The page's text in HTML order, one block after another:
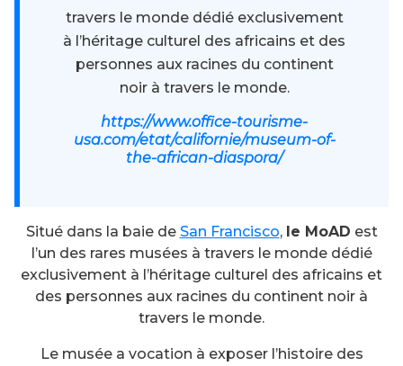
travers le monde dédié exclusivement
à l’héritage culturel des africains et des
personnes aux racines du continent
noir à travers le monde.
https://www.office-tourisme-
usa.com/etat/californie/museum-of-
the-african-diaspora/
Situé dans la baie de San Francisco, le MoAD est
l’un des rares musées à travers le monde dédié
exclusivement à l’héritage culturel des africains et
des personnes aux racines du continent noir à
travers le monde.
Le musée a vocation à exposer l’histoire des